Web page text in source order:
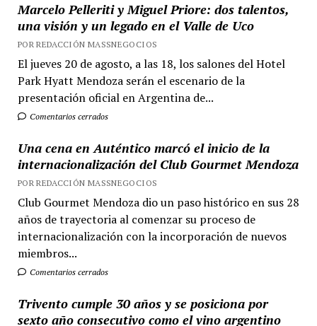
Marcelo Pelleriti y Miguel Priore: dos talentos,
una visión y un legado en el Valle de Uco
POR REDACCIÓN MASSNEGOCIOS
El jueves 20 de agosto, a las 18, los salones del Hotel
Park Hyatt Mendoza serán el escenario de la
presentación oficial en Argentina de...
Comentarios cerrados
Una cena en Auténtico marcó el inicio de la
internacionalización del Club Gourmet Mendoza
POR REDACCIÓN MASSNEGOCIOS
Club Gourmet Mendoza dio un paso histórico en sus 28
años de trayectoria al comenzar su proceso de
internacionalización con la incorporación de nuevos
miembros...
Comentarios cerrados
Trivento cumple 30 años y se posiciona por
sexto año consecutivo como el vino argentino